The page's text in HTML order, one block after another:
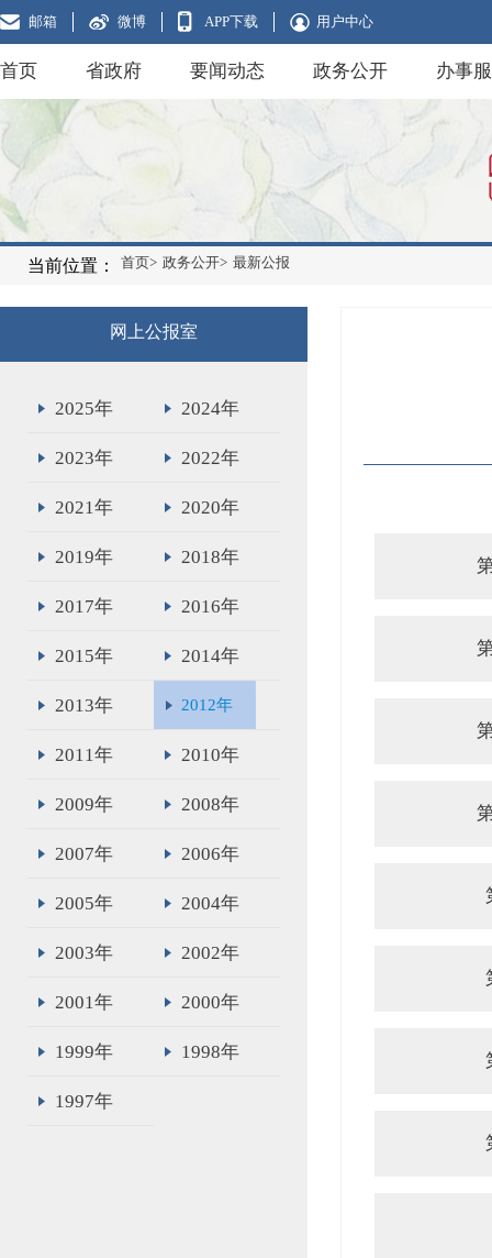
邮箱 微博 APP下载 用户中心
首页 省政府 要闻动态 政务公开 办事
当前位置： 首页> 政务公开> 最新公报
网上公报室
2025年 2024年
2023年 2022年
2021年 2020年
2019年 2018年
2017年 2016年
2015年 2014年
2013年 2012年
2011年 2010年
2009年 2008年
2007年 2006年
2005年 2004年
2003年 2002年
2001年 2000年
1999年 1998年
1997年